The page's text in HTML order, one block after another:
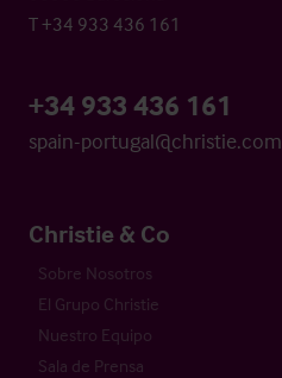
T +34 933 436 161
+34 933 436 161
spain-portugal@christie.com
Christie & Co
Sobre Nosotros
El Grupo Christie
Nuestro Equipo
Sala de Prensa